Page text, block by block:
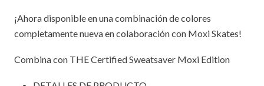
¡Ahora disponible en una combinación de colores
completamente nueva en colaboración con Moxi Skates!
Combina con THE Certified Sweatsaver Moxi Edition